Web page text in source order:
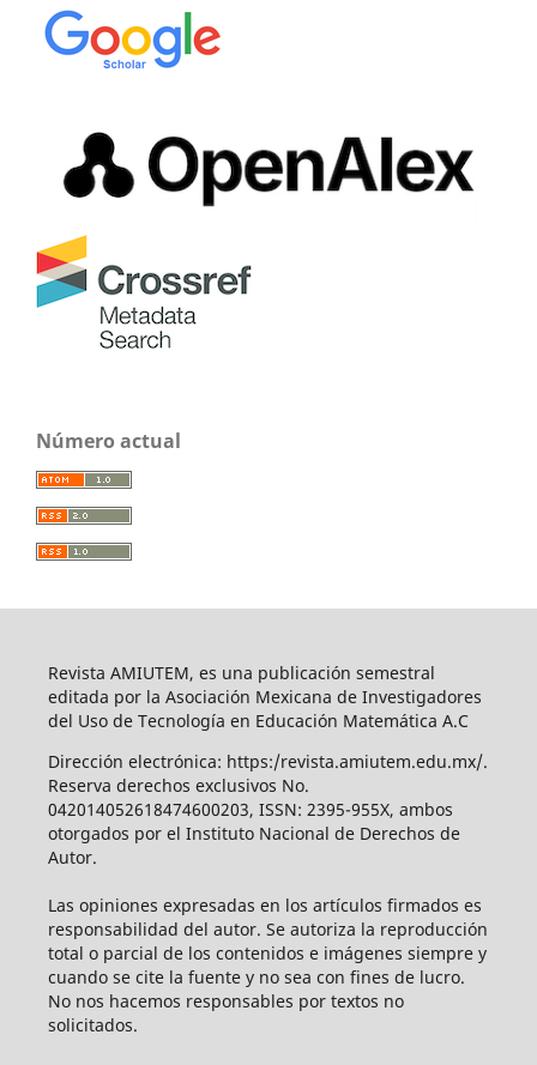
Número actual
Revista AMIUTEM, es una publicación semestral
editada por la Asociación Mexicana de Investigadores
del Uso de Tecnología en Educación Matemática A.C
Dirección electrónica: https:/revista.amiutem.edu.mx/.
Reserva derechos exclusivos No.
042014052618474600203, ISSN: 2395-955X, ambos
otorgados por el Instituto Nacional de Derechos de
Autor.
Las opiniones expresadas en los artículos firmados es
responsabilidad del autor. Se autoriza la reproducción
total o parcial de los contenidos e imágenes siempre y
cuando se cite la fuente y no sea con fines de lucro.
No nos hacemos responsables por textos no
solicitados.